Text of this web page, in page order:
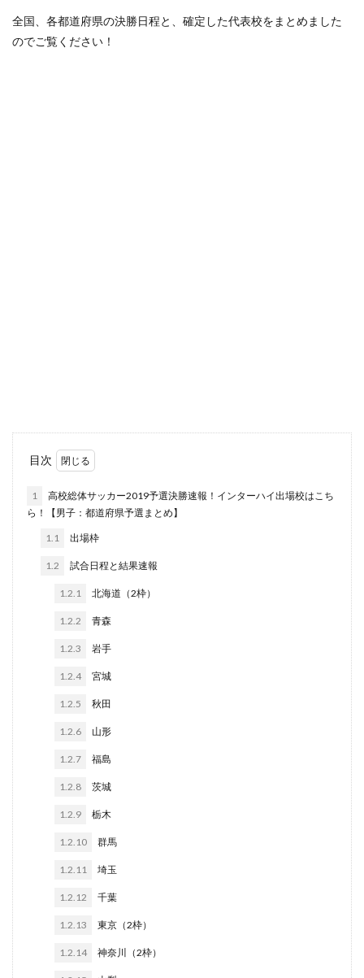
全国、各都道府県の決勝日程と、確定した代表校をまとめました
のでご覧ください！
目次
1
高校総体サッカー2019予選決勝速報！インターハイ出場校はこち
ら！【男子：都道府県予選まとめ】
1.1 出場枠
1.2 試合日程と結果速報
1.2.1 北海道（2枠）
1.2.2 青森
1.2.3 岩手
1.2.4 宮城
1.2.5 秋田
1.2.6 山形
1.2.7 福島
1.2.8 茨城
1.2.9 栃木
1.2.10 群馬
1.2.11 埼玉
1.2.12 千葉
1.2.13 東京（2枠）
1.2.14 神奈川（2枠）